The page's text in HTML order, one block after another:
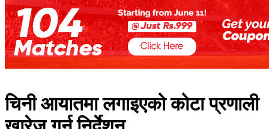
चिनी आयातमा लगाइएको कोटा प्रणाली